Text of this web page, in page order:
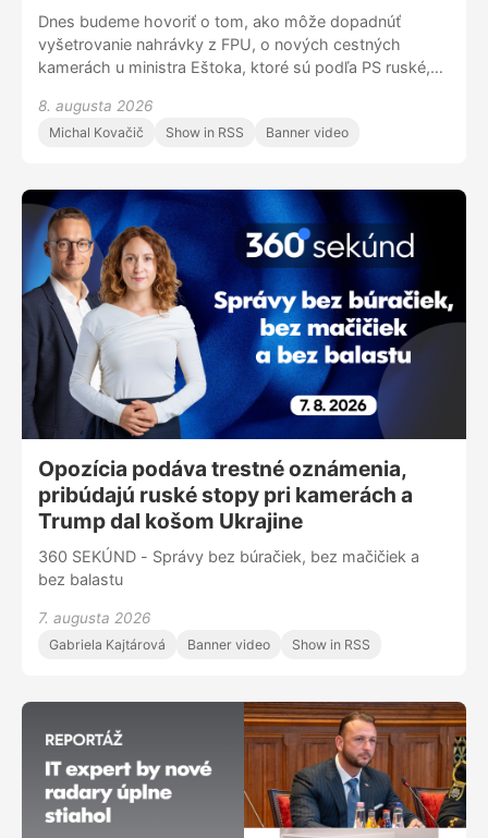
Dnes budeme hovoriť o tom, ako môže dopadnúť
vyšetrovanie nahrávky z FPU, o nových cestných
kamerách u ministra Eštoka, ktoré sú podľa PS ruské,
Očistec.
8. augusta 2026
Michal Kovačič Show in RSS Banner video
Opozícia podáva trestné oznámenia,
pribúdajú ruské stopy pri kamerách a
Trump dal košom Ukrajine
360 SEKÚND - Správy bez búračiek, bez mačičiek a
bez balastu
7. augusta 2026
Gabriela Kajtárová Banner video Show in RSS